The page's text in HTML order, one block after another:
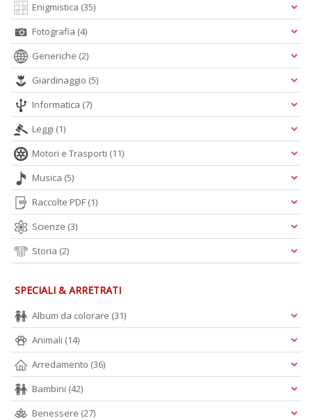
Enigmistica (35)
Fotografia (4)
Generiche (2)
Giardinaggio (5)
Informatica (7)
Leggi (1)
Motori e Trasporti (11)
Musica (5)
Raccolte PDF (1)
Scienze (3)
Storia (2)
SPECIALI & ARRETRATI
Album da colorare (31)
Animali (14)
Arredamento (36)
Bambini (42)
Benessere (27)